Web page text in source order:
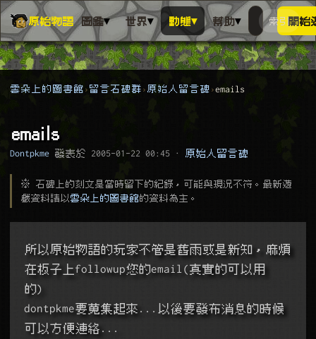
原始物語 圖鑑▾ 世界▾ 動態▾ 幫助▾
搜尋萬物
搜人物、
索引開始
雲朵上的圖書館 留言石碑群 原始人留言碑 emails
emails
Dontpkme 發表於 2005-01-22 00:45 · 原始人留言碑
※ 石碑上的刻文是當時留下的紀錄，可能與現況不符。最新遊
戲資料請以 雲朵上的圖書館的資料為主。
所以原始物語的玩家不管是舊雨或是新知，麻煩
在板子上followup您的email(真實的可以用
的)
dontpkme要蒐集起來...以後要發布消息的時候
可以方便連絡...